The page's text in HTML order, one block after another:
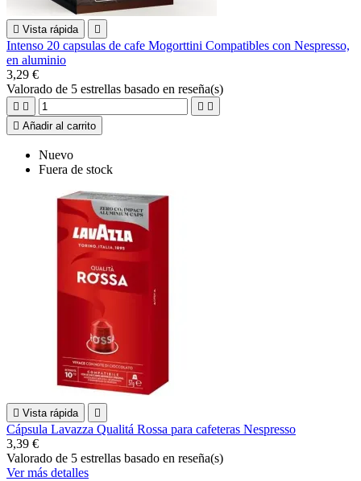
 Vista rápida 
Intenso 20 capsulas de cafe Mogorttini Compatibles con Nespresso,
en aluminio
3,29 €
Valorado de 5 estrellas basado en reseña(s)
   
 Añadir al carrito
Nuevo
Fuera de stock
 Vista rápida 
Cápsula Lavazza Qualitá Rossa para cafeteras Nespresso
3,39 €
Valorado de 5 estrellas basado en reseña(s)
Ver más detalles